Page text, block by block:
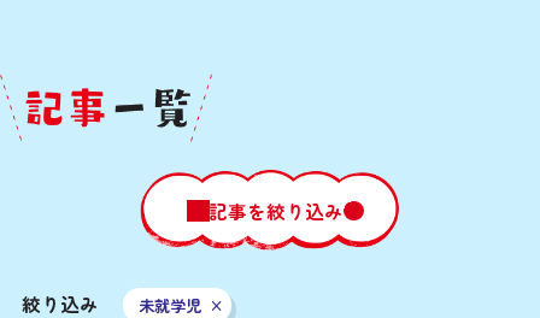
記事を絞り込み
絞り込み 未就学児
# ピックアップ
# サク読記事
# 市の取組Powered by
TOP